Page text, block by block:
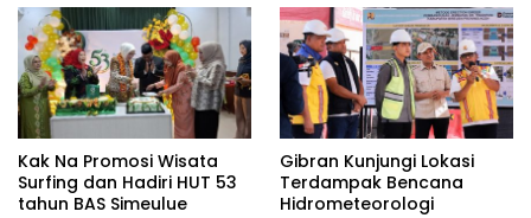
Kak Na Promosi Wisata
Surfing dan Hadiri HUT 53
tahun BAS Simeulue
Gibran Kunjungi Lokasi
Terdampak Bencana
Hidrometeorologi